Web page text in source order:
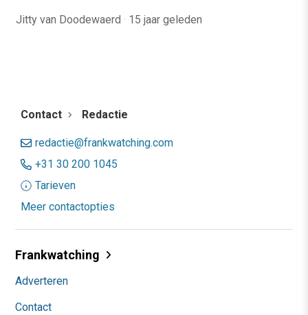
Jitty van Doodewaerd · 15 jaar geleden
Contact Redactie
redactie@frankwatching.com
+31 30 200 1045
Tarieven
Meer contactopties
Frankwatching
Adverteren
Contact